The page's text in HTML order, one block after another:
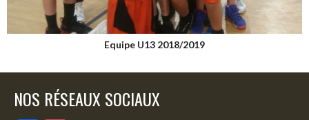
Equipe U13 2018/2019
NOS RÉSEAUX SOCIAUX